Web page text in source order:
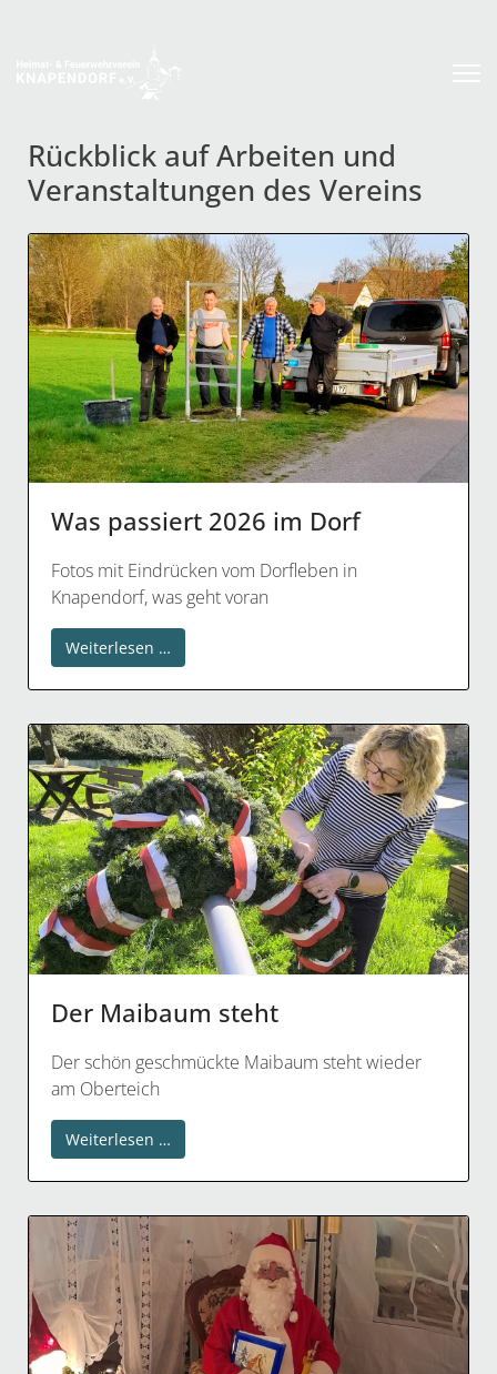
Rückblick auf Arbeiten und
Veranstaltungen des Vereins
Was passiert 2026 im Dorf
Fotos mit Eindrücken vom Dorfleben in
Knapendorf, was geht voran
Weiterlesen …
Der Maibaum steht
Der schön geschmückte Maibaum steht wieder
am Oberteich
Weiterlesen …